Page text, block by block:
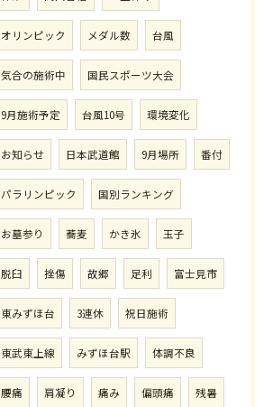
オリンピック メダル数 台風
気合の施術中 国民スポーツ大会
9月施術予定 台風10号 環境変化
お知らせ 日本武道館 9月場所 番付
パラリンピック 国別ランキング
お墓参り 蕎麦 かき氷 玉子
脱臼 挫傷 故郷 足利 富士見市
東みずほ台 3連休 祝日施術
東武東上線 みずほ台駅 体調不良
腰痛 肩凝り 痛み 偏頭痛 残暑